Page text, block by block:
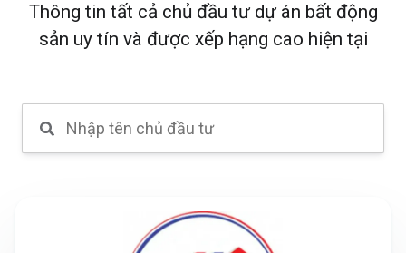
Thông tin tất cả chủ đầu tư dự án bất động
sản uy tín và được xếp hạng cao hiện tại